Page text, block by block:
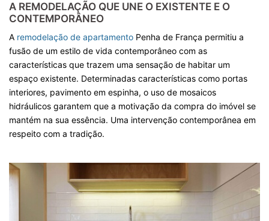
A REMODELAÇÃO QUE UNE O EXISTENTE E O
CONTEMPORÂNEO
A remodelação de apartamento Penha de França permitiu a
fusão de um estilo de vida contemporâneo com as
características que trazem uma sensação de habitar um
espaço existente. Determinadas características como portas
interiores, pavimento em espinha, o uso de mosaicos
hidráulicos garantem que a motivação da compra do imóvel se
mantém na sua essência. Uma intervenção contemporânea em
respeito com a tradição.